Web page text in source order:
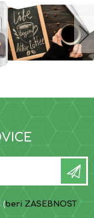
(beri ZASEBNOST